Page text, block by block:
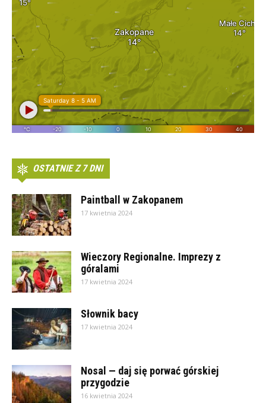
OSTATNIE Z 7 DNI
Paintball w Zakopanem
17 kwietnia 2024
Wieczory Regionalne. Imprezy z
góralami
17 kwietnia 2024
Słownik bacy
17 kwietnia 2024
Nosal — daj się porwać górskiej
przygodzie
16 kwietnia 2024